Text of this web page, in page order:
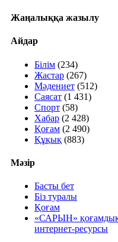
Жаңалыққа жазылу
Айдар
Білім (234)
Жастар (267)
Мәдениет (512)
Саясат (1 431)
Спорт (58)
Хабар (2 428)
Қоғам (2 490)
Құқық (883)
Мәзір
Басты бет
Біз туралы
Қоғам
«САРЫН»
интернет-ресурсы